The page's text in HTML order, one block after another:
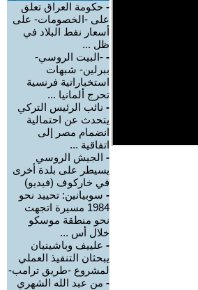
- حكومة العراق تعلق
على -الخصومات- على
أسعار نفط البلاد في
ظل ...
- -البيت الروسي-
ببرلين- شبهات
استخباراتية فرنسية
تحرج ألمانيا ...
- نائب الرئيس التركي
يتحدث عن احتمالية
انضمام مصر إلى
اتفاقية ...
- الجيش الروسي
يسيطر على بلدة أخرى
في خاركوف (فيديو)
- سوبيانين: تحييد نحو
1984 مسيرة اتجهت
نحو منطقة موسكو
خلال أس ...
- علييف وباشينيان
يبحثان التنفيذ العملي
لمشروع -طريق ترامب-
- من عبد الله الشهري